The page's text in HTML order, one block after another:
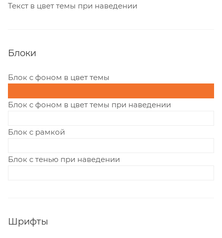
Текст в цвет темы при наведении
Блоки
Блок с фоном в цвет темы
Блок с фоном в цвет темы при наведении
Блок с рамкой
Блок с тенью при наведении
Шрифты